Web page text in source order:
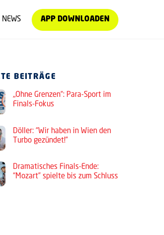
NEWS APP DOWNLOADEN
BEITRÄGE
„Ohne Grenzen“: Para-Sport im
Finals-Fokus
Döller: “Wir haben in Wien den
Turbo gezündet!”
Dramatisches Finals-Ende:
“Mozart” spielte bis zum Schluss